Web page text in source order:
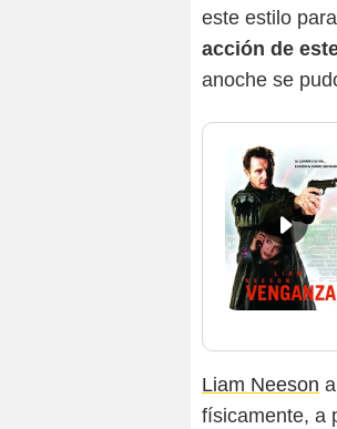
este estilo
acción de
anoche se
Liam Neeson
físicamente, a